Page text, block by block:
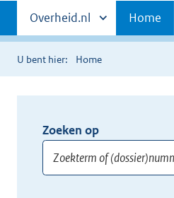
Primaire
navigatie
Andere
sites
binnen
Overheid.nl Home
U bent hier: Home
Opnieuw
zoeken:
Zoeken op